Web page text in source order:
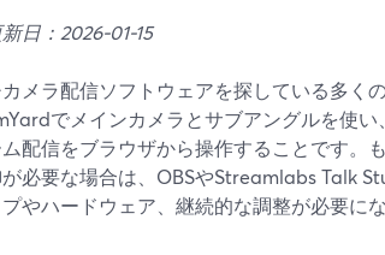
日：2026-01-15
メラ配信ソフトウェアを探している多く
でメインカメラとサブアングルを使
配信をブラウザから操作することです。
必要な場合は、OBSやStreamlabs Talk
プやハードウェア、継続的な調整が必要にな